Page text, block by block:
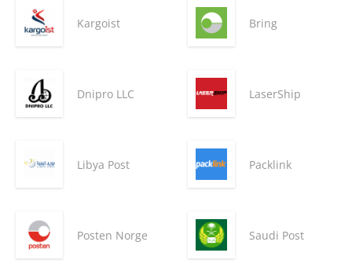
Kargoist Bring
Dnipro LLC LaserShip
Libya Post Packlink
Posten Norge Saudi Post